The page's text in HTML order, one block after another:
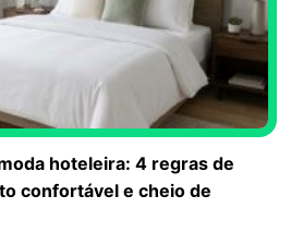
hoteleira: 4 regras de
confortável e cheio de